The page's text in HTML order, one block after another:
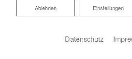
Gewerbe
Einstellungen
Reject
Ablehnen
Datenschutz